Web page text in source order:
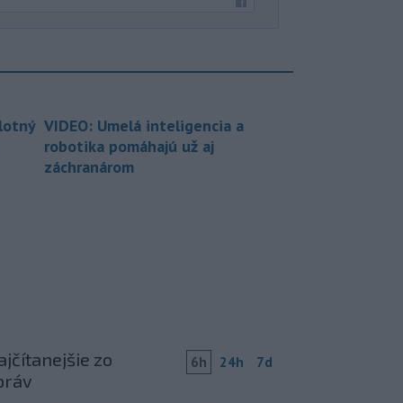
VIDEO: Umelá inteligencia a
robotika pomáhajú už aj
záchranárom
zo
6h 24h 7d